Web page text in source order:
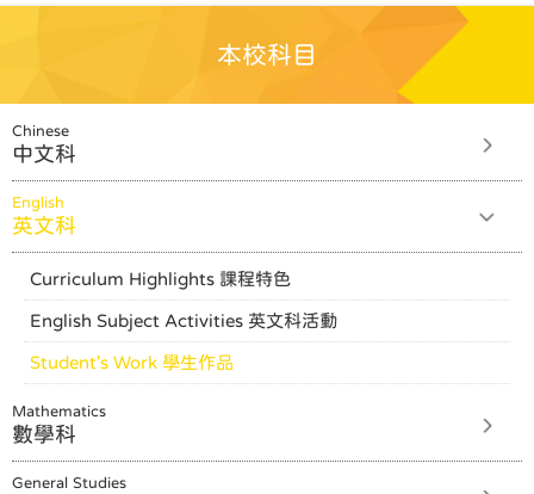
本校科目
Chinese
中文科
English
英文科
Curriculum Highlights 課程特色
English Subject Activities 英文科活動
Student's Work 學生作品
Mathematics
數學科
General Studies